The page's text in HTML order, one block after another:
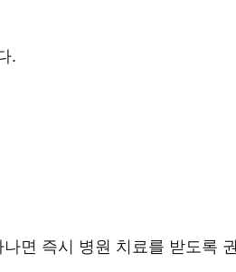
.
면 즉시 병원 치료를 받도록